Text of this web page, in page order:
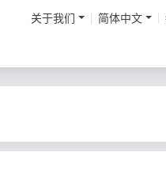
关于我们 简体中文